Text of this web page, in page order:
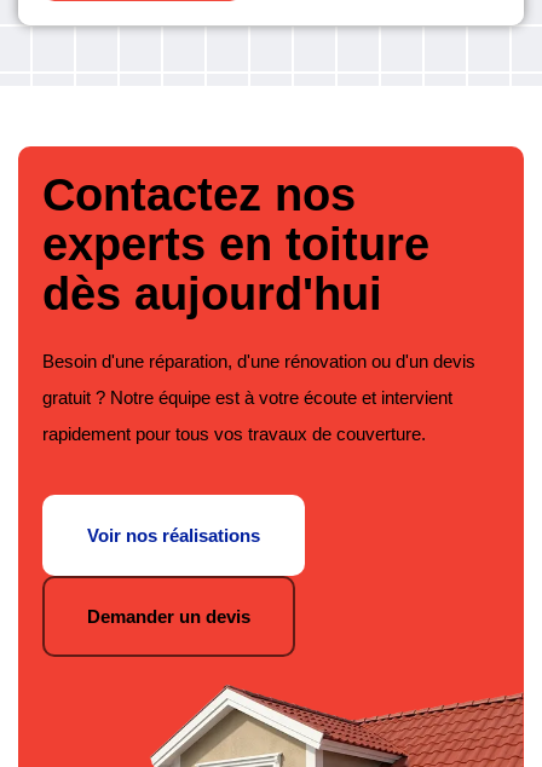
Contactez nos
experts en toiture
dès aujourd'hui
Besoin d'une réparation, d'une rénovation ou d'un devis
gratuit ? Notre équipe est à votre écoute et intervient
rapidement pour tous vos travaux de couverture.
Voir nos réalisations
Demander un devis